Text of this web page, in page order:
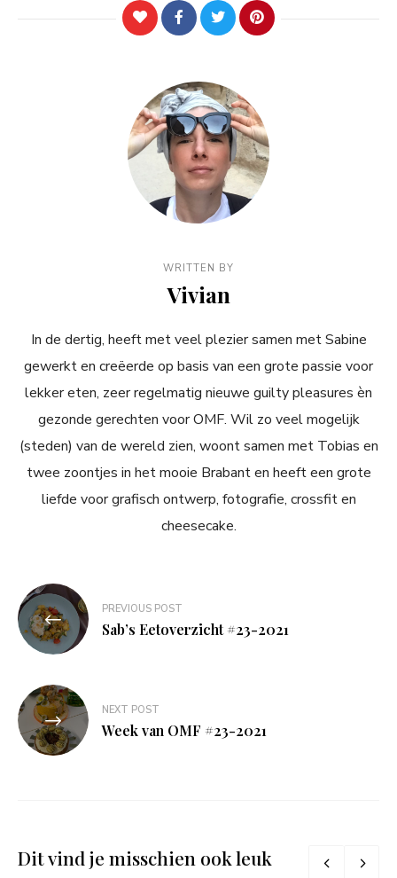
WRITTEN BY
Vivian
In de dertig, heeft met veel plezier samen met Sabine
gewerkt en creëerde op basis van een grote passie voor
lekker eten, zeer regelmatig nieuwe guilty pleasures èn
gezonde gerechten voor OMF. Wil zo veel mogelijk
(steden) van de wereld zien, woont samen met Tobias en
twee zoontjes in het mooie Brabant en heeft een grote
liefde voor grafisch ontwerp, fotografie, crossfit en
cheesecake.
Bericht
navigatie
PREVIOUS POST
Sab’s Eetoverzicht #23-2021
NEXT POST
Week van OMF #23-2021
Dit vind je misschien ook leuk